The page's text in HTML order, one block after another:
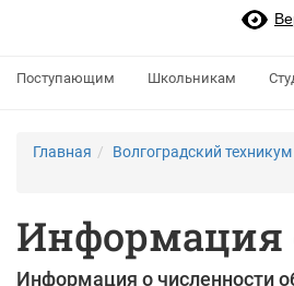
Поступающим Школьникам
Главная Волгоградский
Информация
Информация о численности